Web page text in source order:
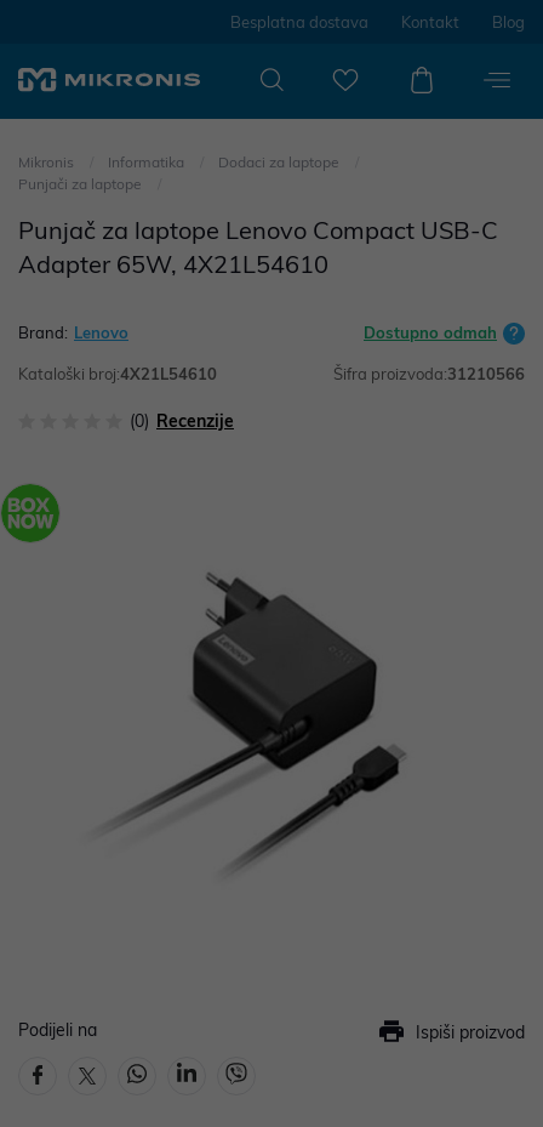
Besplatna dostava Kontakt Blog
Mikronis Informatika
Dodaci za laptope
Punjači za laptope
Punjač za laptope Lenovo Compact USB-C
Adapter 65W, 4X21L54610
Brand: Lenovo Dostupno odmah
Kataloški broj:4X21L54610 Šifra proizvoda:31210566
(0) Recenzije
Podijeli na Ispiši proizvod